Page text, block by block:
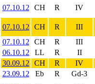
07.10.12
CH R IV
07.10.12 CH R III
07.10.12
CH R III
06.10.12
LL R II
30.09.12
CH R IV
23.09.12
Eb R Gd-3